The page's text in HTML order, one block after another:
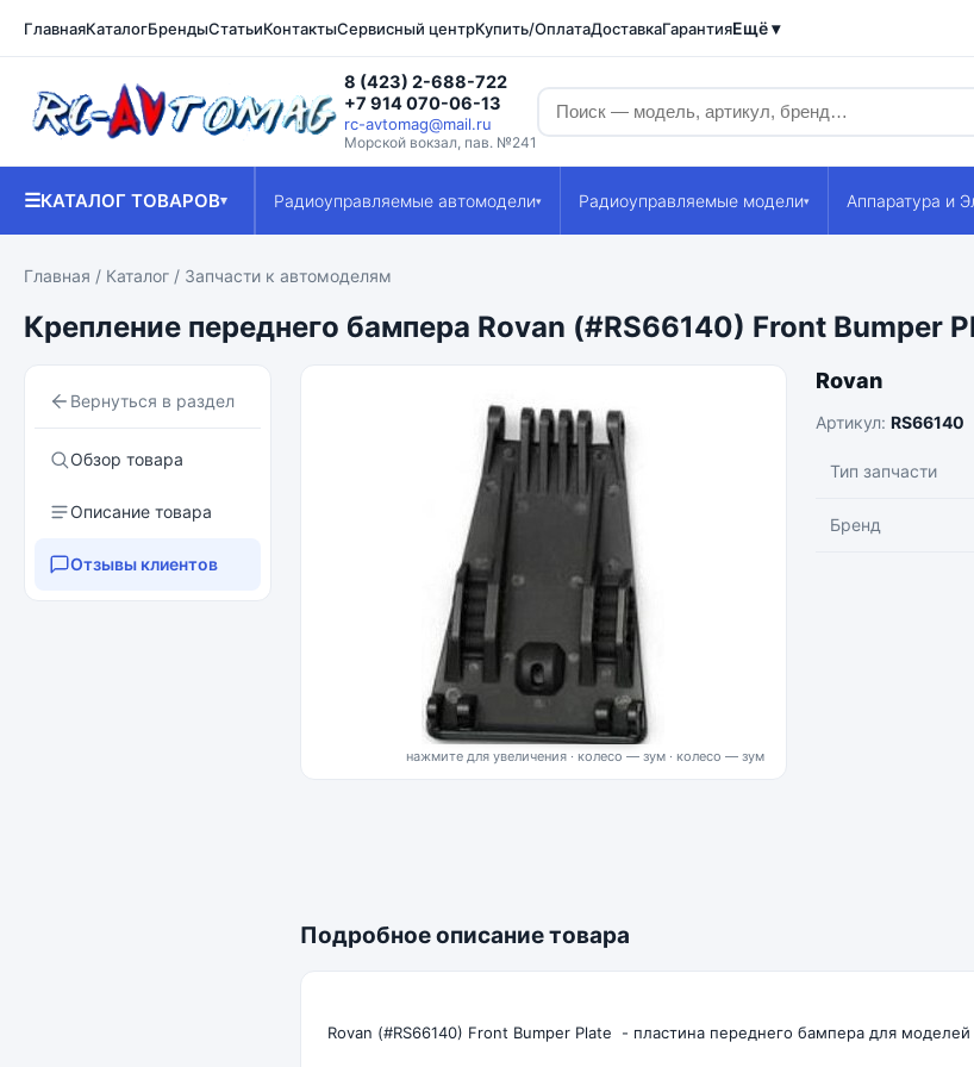
ГлавнаяКаталогБрендыСтатьиКонтактыСервисный центрКупить/ОплатаДоставкаГарантияЕщё ▾
8 (423) 2-688-722
+7 914 070-06-13
rc-avtomag@mail.ru
Морской вокзал, пав. №241
☰КАТАЛОГ ТОВАРОВ▾ Радиоуправляемые автомодели▾ Радиоуправляемые модели▾ Аппаратура и
Главная / Каталог / Запчасти к автомоделям
Крепление переднего бампера Rovan (#RS66140) Front Bumper
Вернуться в раздел
Обзор товара
Описание товара
Отзывы клиентов
нажмите для увеличения · колесо — зум
Rovan
Артикул: RS66140
Тип запчасти
Бренд
Подробное описание товара
Rovan (#RS66140) Front Bumper Plate - пластина переднего бампера для моделей